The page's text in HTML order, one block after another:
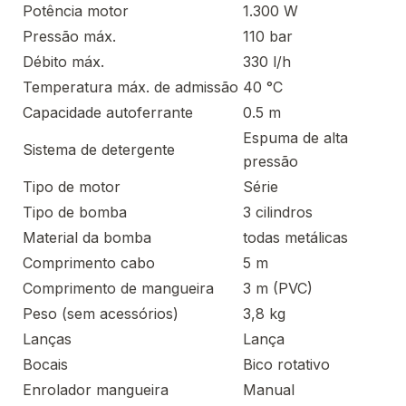
Potência motor
1.300 W
Pressão máx.
110 bar
Débito máx.
330 l/h
Temperatura máx. de admissão 40 °C
Capacidade autoferrante
0.5 m
Sistema de detergente
Espuma de alta
pressão
Tipo de motor
Série
Tipo de bomba
3 cilindros
Material da bomba
todas metálicas
Comprimento cabo
5 m
Comprimento de mangueira
3 m (PVC)
Peso (sem acessórios)
3,8 kg
Lanças
Lança
Bocais
Bico rotativo
Enrolador mangueira
Manual